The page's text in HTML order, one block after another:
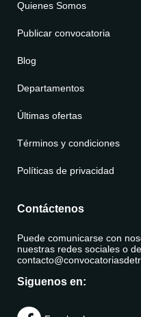
Quienes Somos
Publicar convocatoria
Blog
Departamentos
Últimas ofertas
Términos y condiciones
Políticas de privacidad
Contáctenos
Puede comunicarse con
nuestras redes sociales o
Siguenos en: